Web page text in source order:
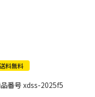
送料無料
番号 xdss-2025f5